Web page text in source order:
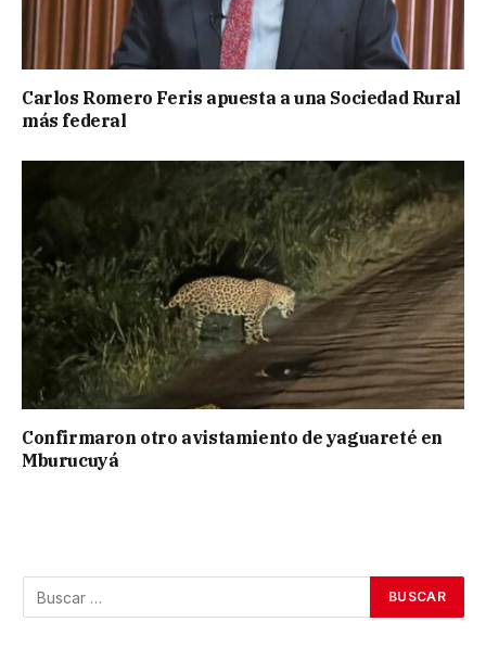
Carlos Romero Feris apuesta a una Sociedad Rural
más federal
Confirmaron otro avistamiento de yaguareté en
Mburucuyá